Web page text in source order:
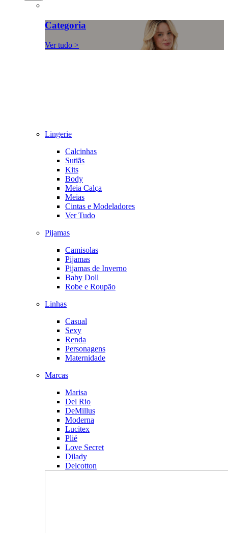
Categoria
Ver tudo >
Lingerie
Calcinhas
Sutiãs
Kits
Body
Meia Calça
Meias
Cintas e Modeladores
Ver Tudo
Pijamas
Camisolas
Pijamas
Pijamas de Inverno
Baby Doll
Robe e Roupão
Linhas
Casual
Sexy
Renda
Personagens
Maternidade
Marcas
Marisa
Del Rio
DeMillus
Moderna
Lucitex
Plié
Love Secret
Dilady
Delcotton